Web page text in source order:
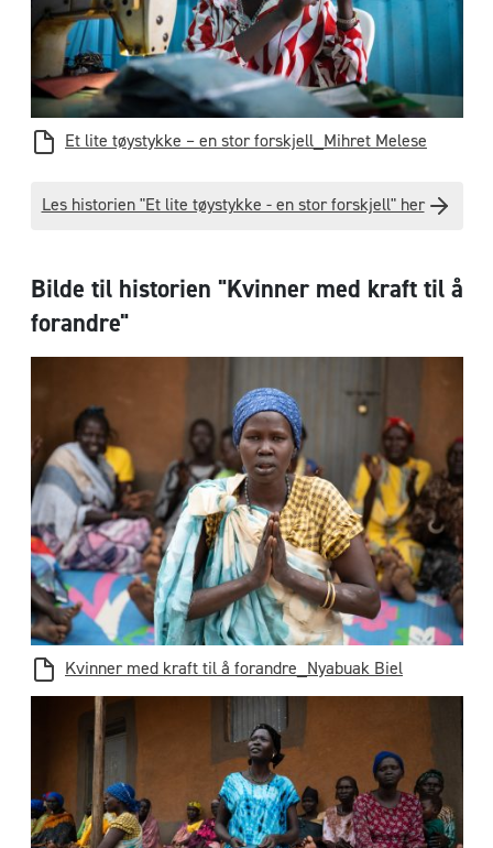
Et lite tøystykke – en stor forskjell_Mihret Melese
Les historien "Et lite tøystykke - en stor forskjell" her
Bilde til historien "Kvinner med kraft til å
forandre"
Kvinner med kraft til å forandre_Nyabuak Biel